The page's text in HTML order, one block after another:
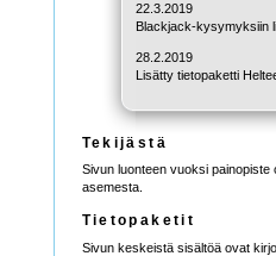
22.3.2019
Blackjack-kysymyksiin
28.2.2019
Lisätty tietopaketti
Tekijästä
Sivun luonteen vuoksi
asemesta.
Tietopaketit
Sivun keskeistä sisältöä ovat